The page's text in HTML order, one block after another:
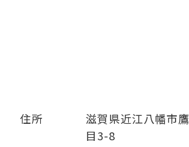
住所
滋賀県近江八幡市
目3-8